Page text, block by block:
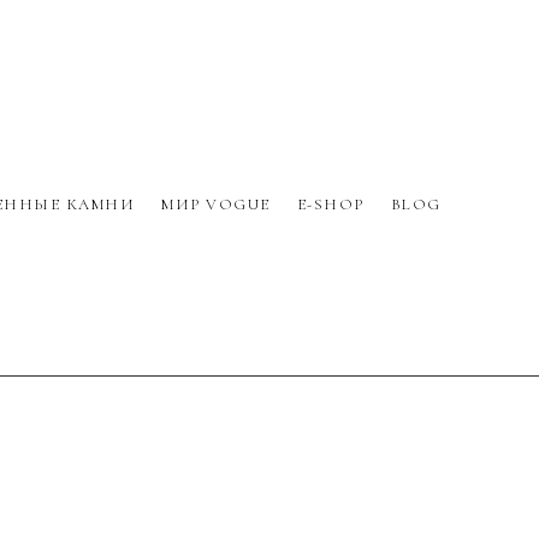
КАМНИ МИР VOGUE E-SHOP BLOG